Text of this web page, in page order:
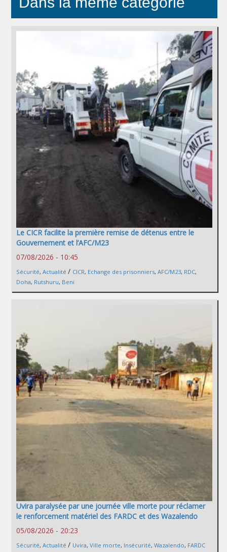
Le CICR facilite la première remise de détenus entre le
Gouvernement et l’AFC/M23
07/08/2026 - 10:45
Sécurité, Actualité / CICR, Echange des prisonniers, AFC/M23, RDC,
Doha, Rutshuru, Beni
Uvira paralysée par une journée ville morte pour réclamer
le renforcement matériel des FARDC et des Wazalendo
05/08/2026 - 20:23
Sécurité, Actualité / Uvira, Ville morte, Insécurité, Wazalendo, FARDC